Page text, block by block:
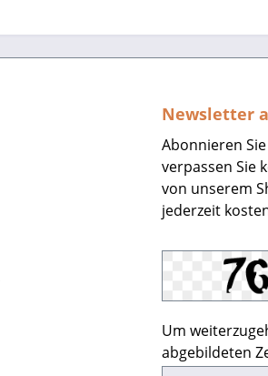
Newsletter
Abonnieren
verpassen Sie
von unserem
jederzeit
Um
abgebildeten